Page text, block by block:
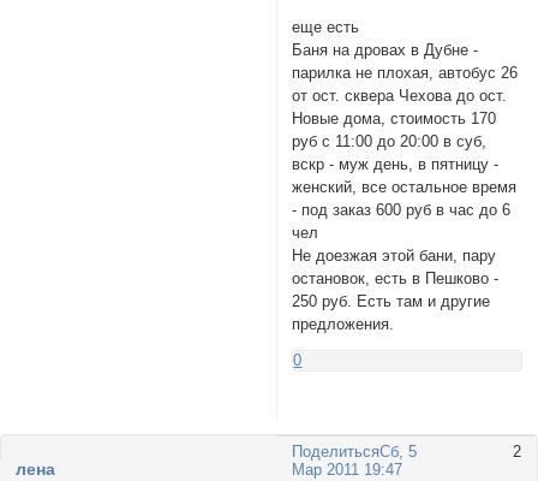
еще есть
Баня на дровах в Дубне -
парилка не плохая, автобус 26
от ост. сквера Чехова до ост.
Новые дома, стоимость 170
руб с 11:00 до 20:00 в суб,
вскр - муж день, в пятницу -
женский, все остальное время
- под заказ 600 руб в час до 6
чел
Не доезжая этой бани, пару
остановок, есть в Пешково -
250 руб. Есть там и другие
предложения.
0
Поделиться 2
Сб, 5
Мар 2011 19:47
ленa